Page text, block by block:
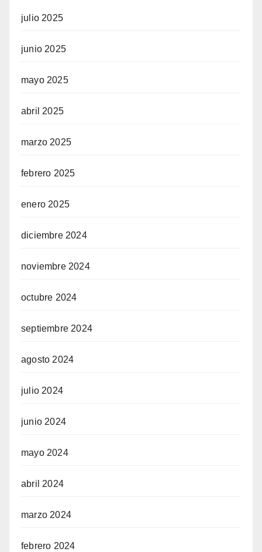
julio 2025
junio 2025
mayo 2025
abril 2025
marzo 2025
febrero 2025
enero 2025
diciembre 2024
noviembre 2024
octubre 2024
septiembre 2024
agosto 2024
julio 2024
junio 2024
mayo 2024
abril 2024
marzo 2024
febrero 2024